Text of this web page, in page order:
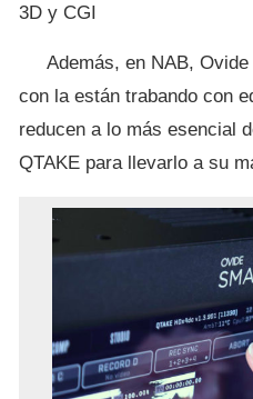
3D y CGI
Además, en NAB,
con la están trabando con
reducen a lo más esencial
QTAKE para llevarlo a su